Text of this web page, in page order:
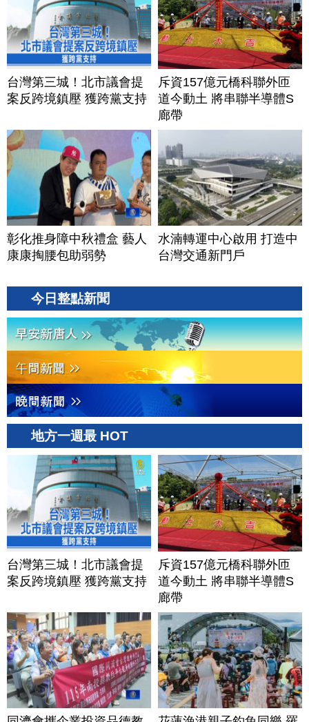
台灣第三城！北市議會提
案反跨境鎮壓 獲跨黨支持
斥資157億元橋科聯外匝
道今動土 將串聯半導體S
廊帶
彰化推身障中秋禮盒 藝人
康康掏腰包助弱勢
水湳轉運中心啟用 打造中
台灣交通新門戶
今日整點新聞
地方一週最 HOT
台灣第三城！北市議會提
案反跨境鎮壓 獲跨黨支持
斥資157億元橋科聯外匝
道今動土 將串聯半導體S
廊帶